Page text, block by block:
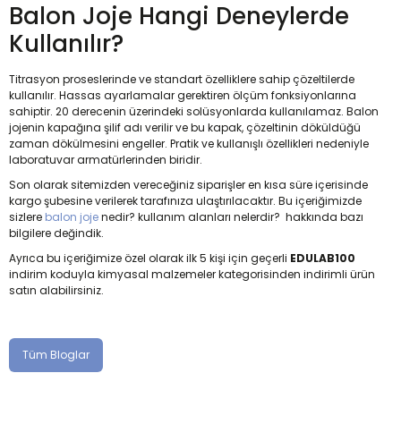
Balon Joje Hangi Deneylerde
Kullanılır?
Titrasyon proseslerinde ve standart özelliklere sahip çözeltilerde
kullanılır. Hassas ayarlamalar gerektiren ölçüm fonksiyonlarına
sahiptir. 20 derecenin üzerindeki solüsyonlarda kullanılamaz. Balon
jojenin kapağına şilif adı verilir ve bu kapak, çözeltinin döküldüğü
zaman dökülmesini engeller. Pratik ve kullanışlı özellikleri nedeniyle
laboratuvar armatürlerinden biridir.
Son olarak sitemizden vereceğiniz siparişler en kısa süre içerisinde
kargo şubesine verilerek tarafınıza ulaştırılacaktır. Bu içeriğimizde
sizlere balon jojenedir? kullanım alanları nelerdir? hakkında bazı
bilgilere değindik.
Ayrıca bu içeriğimize özel olarak ilk 5 kişi için geçerli EDULAB100
indirim koduyla kimyasal malzemeler kategorisinden indirimli ürün
satın alabilirsiniz.
Tüm Bloglar